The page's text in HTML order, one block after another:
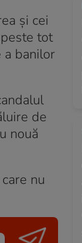
și cei
tot
a banilor
de
nouă
nu